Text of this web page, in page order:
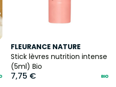
FLEURANCE NATURE
Stick lèvres nutrition intense
(5ml) Bio
7,75 €